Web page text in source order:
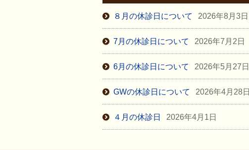
８月の休診日について 2026年8月3日
7月の休診日について 2026年7月2日
6月の休診日について 2026年5月27日
GWの休診日について 2026年4月28日
４月の休診日 2026年4月1日